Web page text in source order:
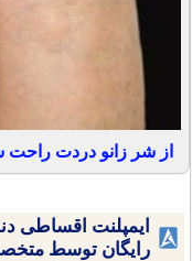
از شر زانو دردت
ایمپلنت اقساطی
رایگان توسط